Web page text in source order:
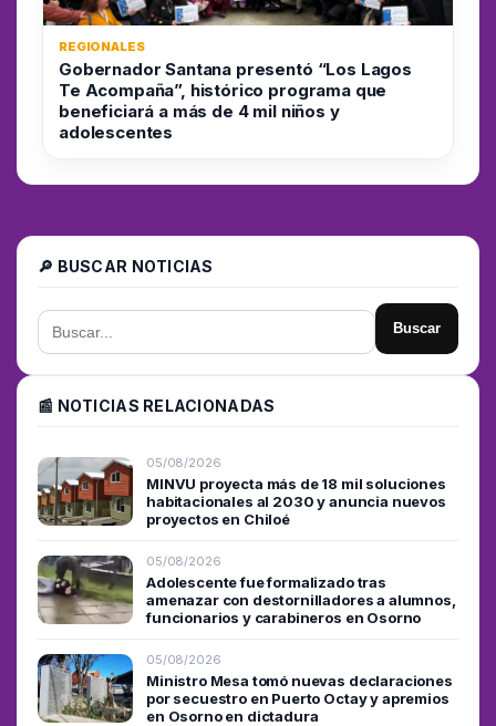
REGIONALES
Gobernador Santana presentó “Los Lagos
Te Acompaña”, histórico programa que
beneficiará a más de 4 mil niños y
adolescentes
🔎 BUSCAR NOTICIAS
Buscar
📰 NOTICIAS RELACIONADAS
05/08/2026
MINVU proyecta más de 18 mil soluciones
habitacionales al 2030 y anuncia nuevos
proyectos en Chiloé
05/08/2026
Adolescente fue formalizado tras
amenazar con destornilladores a alumnos,
funcionarios y carabineros en Osorno
05/08/2026
Ministro Mesa tomó nuevas declaraciones
por secuestro en Puerto Octay y apremios
en Osorno en dictadura